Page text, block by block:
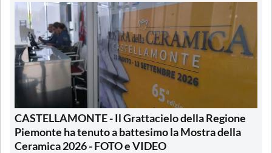
CASTELLAMONTE - Il Grattacielo della Regione
Piemonte ha tenuto a battesimo la Mostra della
Ceramica 2026 - FOTO e VIDEO